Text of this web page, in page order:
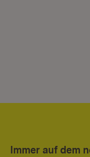
Immer auf dem